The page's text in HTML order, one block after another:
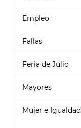
Empleo
Fallas
Feria de Julio
Mayores
Mujer e Igualdad